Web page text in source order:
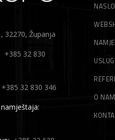
32270, Županja
+385 32 830
+385 32 830 346
O